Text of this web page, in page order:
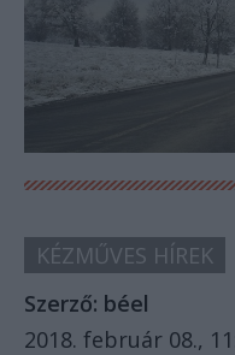
KÉZMŰVES HÍREK
Szerző: béel
2018. február 08.,